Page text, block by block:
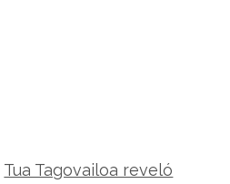
Tua Tagovailoa reveló